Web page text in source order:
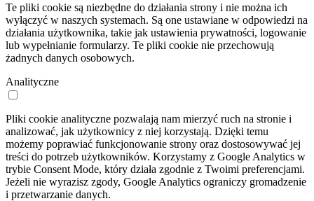
Te pliki cookie są niezbędne do działania strony i nie można ich
wyłączyć w naszych systemach. Są one ustawiane w odpowiedzi na
działania użytkownika, takie jak ustawienia prywatności, logowanie
lub wypełnianie formularzy. Te pliki cookie nie przechowują
żadnych danych osobowych.
Analityczne
Pliki cookie analityczne pozwalają nam mierzyć ruch na stronie i
analizować, jak użytkownicy z niej korzystają. Dzięki temu
możemy poprawiać funkcjonowanie strony oraz dostosowywać jej
treści do potrzeb użytkowników. Korzystamy z Google Analytics w
trybie Consent Mode, który działa zgodnie z Twoimi preferencjami.
Jeżeli nie wyrazisz zgody, Google Analytics ograniczy gromadzenie
i przetwarzanie danych.